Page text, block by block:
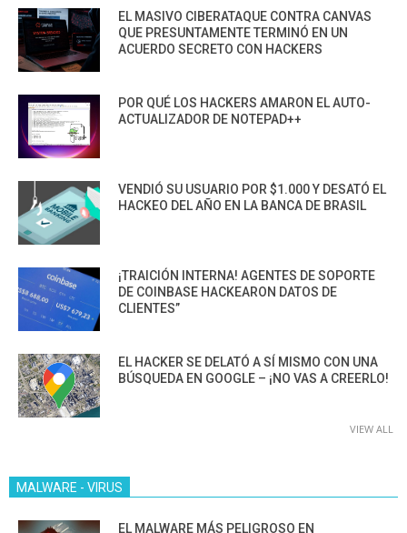
EL MASIVO CIBERATAQUE CONTRA CANVAS
QUE PRESUNTAMENTE TERMINÓ EN UN
ACUERDO SECRETO CON HACKERS
POR QUÉ LOS HACKERS AMARON EL AUTO-
ACTUALIZADOR DE NOTEPAD++
VENDIÓ SU USUARIO POR $1.000 Y DESATÓ EL
HACKEO DEL AÑO EN LA BANCA DE BRASIL
¡TRAICIÓN INTERNA! AGENTES DE SOPORTE
DE COINBASE HACKEARON DATOS DE
CLIENTES”
EL HACKER SE DELATÓ A SÍ MISMO CON UNA
BÚSQUEDA EN GOOGLE – ¡NO VAS A CREERLO!
VIEW ALL
MALWARE - VIRUS
EL MALWARE MÁS PELIGROSO EN